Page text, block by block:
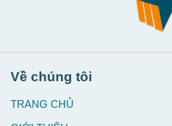
Về chúng tôi
TRANG CHỦ